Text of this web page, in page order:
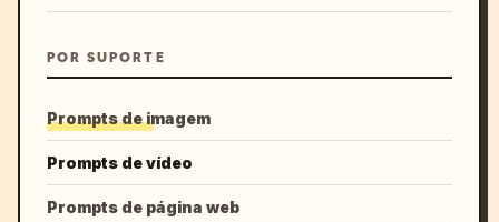
POR SUPORTE
Prompts de imagem
Prompts de vídeo
Prompts de página web